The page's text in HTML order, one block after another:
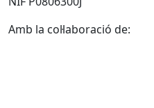
Amb la col·laboració de: